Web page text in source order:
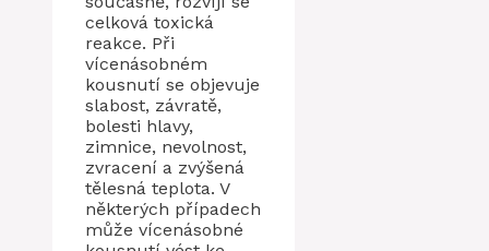
celková toxická
reakce. Při
vícenásobném
kousnutí se objevuje
slabost, závratě,
bolesti hlavy,
zimnice, nevolnost,
zvracení a zvýšená
tělesná teplota. V
některých případech
může vícenásobné